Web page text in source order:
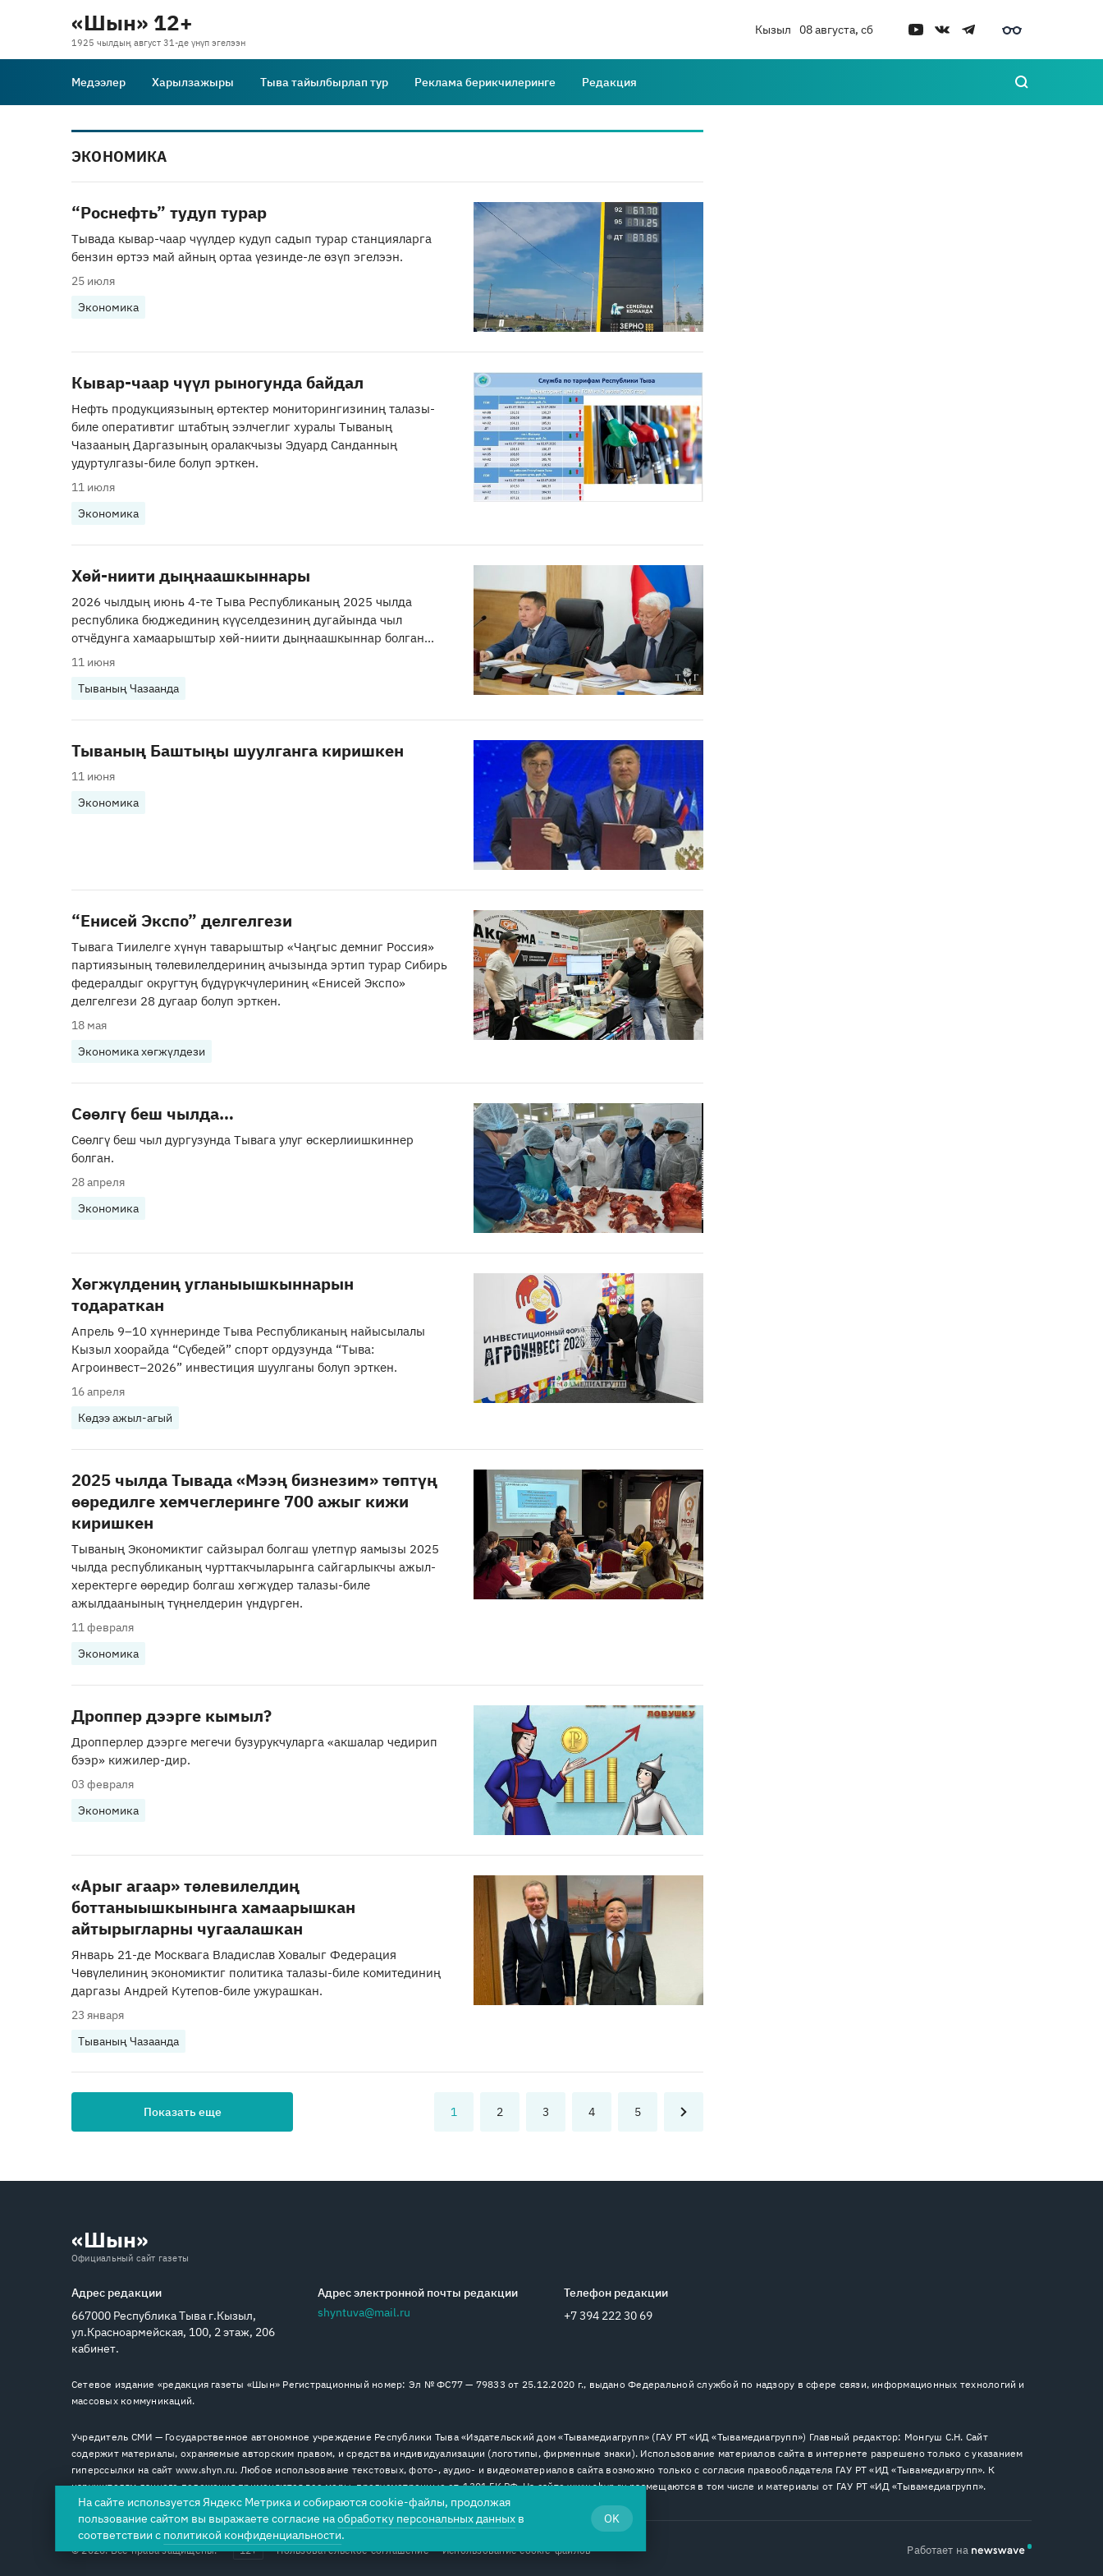
«Шын» 12+
1925 чылдың август 31-де үнүп эгелээн
Кызыл 08 августа, сб
Медээлер Харылзажыры Тыва тайылбырлап тур Реклама берикчилеринге Редакция
ЭКОНОМИКА
“Роснефть” тудуп турар
Тывада кывар-чаар чүүлдер кудуп садып турар станцияларга
бензин өртээ май айның ортаа үезинде-ле өзүп эгелээн.
25 июля
Экономика
Кывар-чаар чүүл рыногунда байдал
Нефть продукциязының өртектер мониторингизиниң талазы-
биле оперативтиг штабтың ээлчеглиг хуралы Тываның
Чазааның Даргазының оралакчызы Эдуард Санданның
удуртулгазы-биле болуп эрткен.
11 июля
Экономика
Хөй-ниити дыңнаашкыннары
2026 чылдың июнь 4-те Тыва Республиканың 2025 чылда
республика бюджединиң күүселдезиниң дугайында чыл
отчёдунга хамаарыштыр хөй-ниити дыңнаашкыннар болган...
11 июня
Тываның Чазаанда
Тываның Баштыңы шуулганга киришкен
11 июня
Экономика
“Енисей Экспо” делгелгези
Тывага Тиилелге хүнүн таварыштыр «Чаңгыс демниг Россия»
партиязының төлевилелдериниң ачызында эртип турар Сибирь
федералдыг округтуң бүдүрүкчүлериниң «Енисей Экспо»
делгелгези 28 дугаар болуп эрткен.
18 мая
Экономика хөгжүлдези
Сөөлгү беш чылда…
Сөөлгү беш чыл дургузунда Тывага улуг өскерлиишкиннер
болган.
28 апреля
Экономика
Хөгжүлдениң угланыышкыннарын
тодараткан
Апрель 9–10 хүннеринде Тыва Республиканың найысылалы
Кызыл хоорайда “Сүбедей” спорт ордузунда “Тыва:
Агроинвест–2026” инвестиция шуулганы болуп эрткен.
16 апреля
Көдээ ажыл-агый
2025 чылда Тывада «Мээң бизнезим» төптүң
өөредилге хемчеглеринге 700 ажыг кижи
киришкен
Тываның Экономиктиг сайзырал болгаш үлетпүр яамызы 2025
чылда республиканың чурттакчыларынга сайгарлыкчы ажыл-
херектерге өөредир болгаш хөгжүдер талазы-биле
ажылдаанының түңнелдерин үндүрген.
11 февраля
Экономика
Дроппер дээрге кымыл?
Дропперлер дээрге мегечи бузурукчуларга «акшалар чедирип
бээр» кижилер-дир.
03 февраля
Экономика
«Арыг агаар» төлевилелдиң
боттаныышкынынга хамаарышкан
айтырыгларны чугаалашкан
Январь 21-де Москвага Владислав Ховалыг Федерация
Чөвүлелиниң экономиктиг политика талазы-биле комитединиң
даргазы Андрей Кутепов-биле ужурашкан.
23 января
Тываның Чазаанда
Показать еще 1 2 3 4 5
«Шын»
Официальный сайт газеты
Адрес редакции
667000 Республика Тыва г.Кызыл,
ул.Красноармейская, 100, 2 этаж, 206
кабинет.
Адрес электронной почты редакции
shyntuva@mail.ru
Телефон редакции
+7 394 222 30 69
Сетевое издание «редакция газеты «Шын» Регистрационный номер: Эл № ФС77 — 79833 от 25.12.2020 г., выдано Федеральной службой по надзору в сфере связи, информационных технологий и
массовых коммуникаций.
Учредитель СМИ — Государственное автономное учреждение Республики Тыва «Издательский дом «Тывамедиагрупп» (ГАУ РТ «ИД «Тывамедиагрупп») Главный редактор: Монгуш С.Н. Сайт
содержит материалы, охраняемые авторским правом, и средства индивидуализации (логотипы, фирменные знаки). Использование материалов сайта в интернете разрешено только с указанием
гиперссылки на сайт www.shyn.ru. Любое использование текстовых, фото-, аудио- и видеоматериалов сайта возможно только с согласия правообладателя ГАУ РТ «ИД «Тывамедиагрупп». К
нарушителям данного положения применяются все меры, предусмотренные ст. 1301 ГК РФ. На сайте www.shyn.ru размещаются в том числе и материалы от ГАУ РТ «ИД «Тывамедиагрупп».
© 2026. Все права защищены. 12+ Пользовательское соглашение Использование cookie-файлов Работает на
На сайте используется Яндекс Метрика и собираются cookie-файлы, продолжая
пользование сайтом вы выражаете согласие наобработку персональных данных в
соответствии с политикой конфиденциальности.
OK